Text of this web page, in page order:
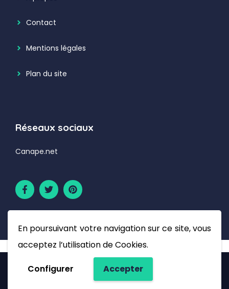
En poursuivant votre navigation sur ce site, vous
acceptez l’utilisation de Cookies.
Configurer Accepter
Contact
Mentions légales
Plan du site
Réseaux sociaux
Canape.net
© 2026 Canape.net